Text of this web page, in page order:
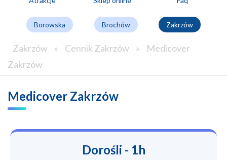
Borowska Brochów Zakrzów
Zakrzów » Cennik Zakrzów »
Medicover
Zakrzów
Medicover Zakrzów
Dorośli - 1h